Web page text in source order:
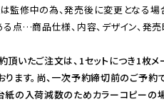
監修中の為、発売後に変更となる場
点…商品仕様、内容、デザイン、発
いたご注文は、1セットにつき1枚
ます。尚、一次予約締切前のご予約
紙の入荷減数のためカラーコピーの場